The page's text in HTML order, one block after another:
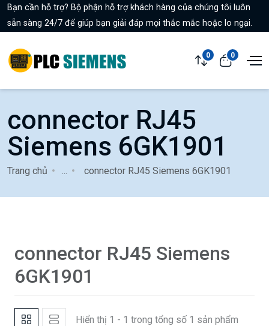
Bạn cần hỗ trợ? Bộ phận hỗ trợ khách hàng của chúng tôi luôn
sẵn sàng 24/7 để giúp bạn giải đáp mọi thắc mắc hoặc lo ngại.
0 0
connector RJ45
Siemens 6GK1901
Trang chủ connector RJ45 Siemens 6GK1901
connector RJ45 Siemens
6GK1901
Hiển thị 1 - 1 trong tổng số 1 sản phẩm